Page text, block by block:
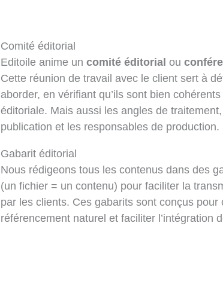
Comité éditorial
Editoile anime un comité éditorial ou
Cette réunion de travail avec le client sert à
aborder, en vérifiant qu’ils sont bien
éditoriale. Mais aussi les angles de
publication et les responsables de production.
Gabarit éditorial
Nous rédigeons tous les contenus dans des
(un fichier = un contenu) pour faciliter la
par les clients. Ces gabarits sont conçus pour
référencement naturel et faciliter l’intégration